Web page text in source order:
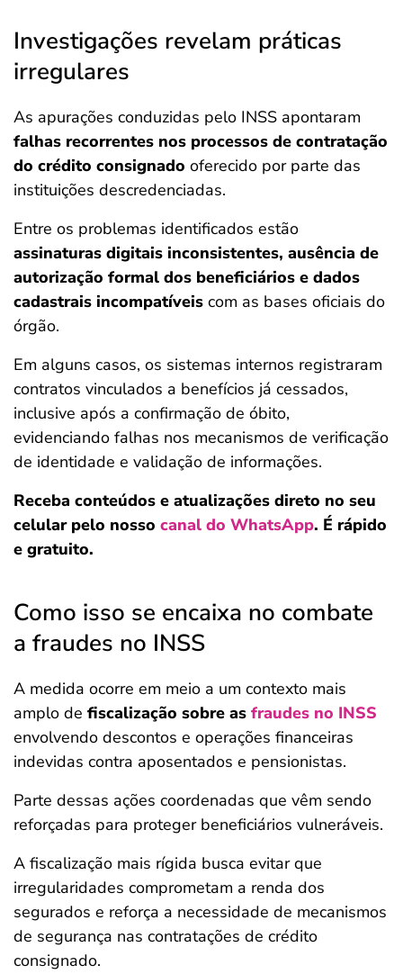
Investigações revelam práticas
irregulares
As apurações conduzidas pelo INSS apontaram
falhas recorrentes nos processos de contratação
do crédito consignado oferecido por parte das
instituições descredenciadas.
Entre os problemas identificados estão
assinaturas digitais inconsistentes, ausência de
autorização formal dos beneficiários e dados
cadastrais incompatíveis com as bases oficiais do
órgão.
Em alguns casos, os sistemas internos registraram
contratos vinculados a benefícios já cessados,
inclusive após a confirmação de óbito,
evidenciando falhas nos mecanismos de verificação
de identidade e validação de informações.
Receba conteúdos e atualizações direto no seu
celular pelo nosso canal do WhatsApp. É rápido
e gratuito.
Como isso se encaixa no combate
a fraudes no INSS
A medida ocorre em meio a um contexto mais
amplo de fiscalização sobre as fraudes no INSS
envolvendo descontos e operações financeiras
indevidas contra aposentados e pensionistas.
Parte dessas ações coordenadas que vêm sendo
reforçadas para proteger beneficiários vulneráveis.
A fiscalização mais rígida busca evitar que
irregularidades comprometam a renda dos
segurados e reforça a necessidade de mecanismos
de segurança nas contratações de crédito
consignado.